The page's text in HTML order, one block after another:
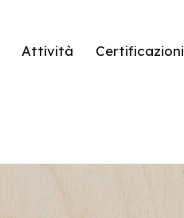
Attività Certificazioni